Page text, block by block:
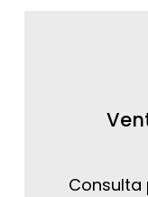
Consulta